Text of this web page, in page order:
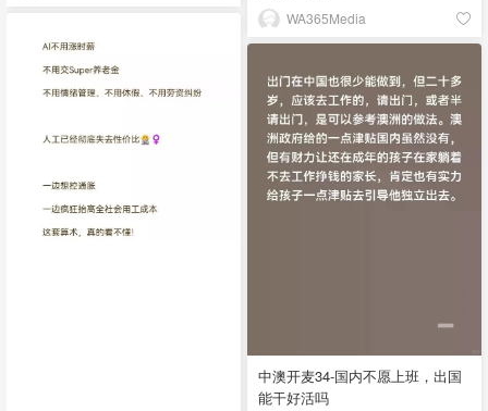
WA365Media
中澳开麦34-国内不愿上班，出国
能干好活吗